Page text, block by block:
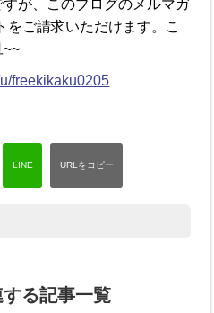
が、このブログのメルマガ
をご請求いただけます。こ
freekikaku0205
る記事一覧